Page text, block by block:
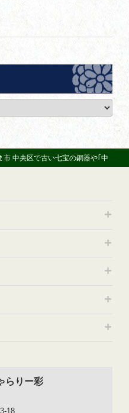
古い七宝の銅器や｢中島保美｣の銅製作品を買い受けさせていただきました
らりー彩
18